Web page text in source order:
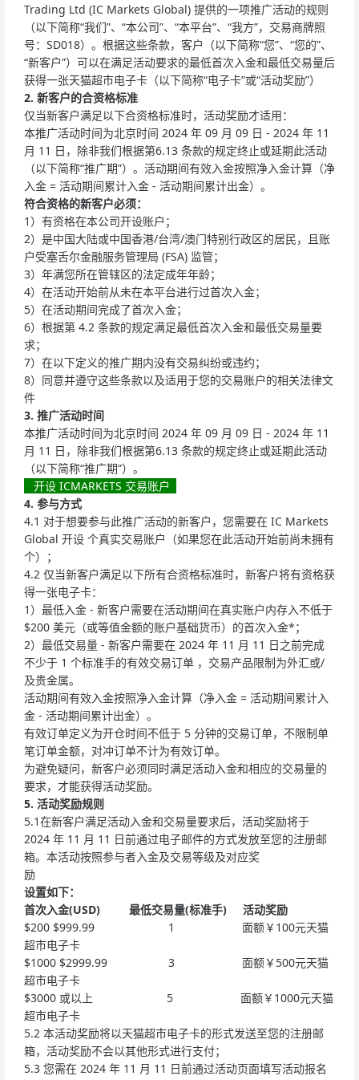
Trading Ltd (IC Markets Global) 提供的一项推广活动的规则
（以下简称“我们”、“本公司”、“本平台”、“我方”，交易商牌照
号：SD018）。根据这些条款，客户（以下简称“您”、“您的”、
“新客户”）可以在满足活动要求的最低首次入金和最低交易量后
获得一张天猫超市电子卡（以下简称“电子卡”或“活动奖励”）
2. 新客户的合资格标准
仅当新客户满足以下合资格标准时，活动奖励才适用：
本推广活动时间为北京时间 2024 年 09 月 09 日 - 2024 年 11
月 11 日，除非我们根据第6.13 条款的规定终止或延期此活动
（以下简称“推广期”）。活动期间有效入金按照净入金计算（净
入金 = 活动期间累计入金 - 活动期间累计出金）。
符合资格的新客户必须：
1）有资格在本公司开设账户；
2）是中国大陆或中国香港/台湾/澳门特别行政区的居民，且账
户受塞舌尔金融服务管理局 (FSA) 监管；
3）年满您所在管辖区的法定成年年龄；
4）在活动开始前从未在本平台进行过首次入金；
5）在活动期间完成了首次入金；
6）根据第 4.2 条款的规定满足最低首次入金和最低交易量要
求；
7）在以下定义的推广期内没有交易纠纷或违约；
8）同意并遵守这些条款以及适用于您的交易账户的相关法律文
件
3. 推广活动时间
本推广活动时间为北京时间 2024 年 09 月 09 日 - 2024 年 11
月 11 日，除非我们根据第6.13 条款的规定终止或延期此活动
（以下简称“推广期”）。
开设 ICMARKETS 交易账户
4. 参与方式
4.1 对于想要参与此推广活动的新客户，您需要在 IC Markets
Global 开设 个真实交易账户（如果您在此活动开始前尚未拥有
个）；
4.2 仅当新客户满足以下所有合资格标准时，新客户将有资格获
得一张电子卡：
1）最低入金 - 新客户需要在活动期间在真实账户内存入不低于
$200 美元（或等值金额的账户基础货币）的首次入金*；
2）最低交易量 - 新客户需要在 2024 年 11 月 11 日之前完成
不少于 1 个标准手的有效交易订单 ，交易产品限制为外汇或/
及贵金属。
活动期间有效入金按照净入金计算（净入金 = 活动期间累计入
金 - 活动期间累计出金）。
有效订单定义为开仓时间不低于 5 分钟的交易订单，不限制单
笔订单金额，对冲订单不计为有效订单。
为避免疑问，新客户必须同时满足活动入金和相应的交易量的
要求，才能获得活动奖励。
5. 活动奖励规则
5.1在新客户满足活动入金和交易量要求后，活动奖励将于
2024 年 11 月 11 日前通过电子邮件的方式发放至您的注册邮
箱。本活动按照参与者入金及交易等级及对应奖
励
设置如下：
首次入金(USD) 最低交易量(标准手) 活动奖励
$200 $999.99 1 面额￥100元天猫
超市电子卡
$1000 $2999.99 3 面额￥500元天猫
超市电子卡
$3000 或以上 5 面额￥1000元天猫
超市电子卡
5.2 本活动奖励将以天猫超市电子卡的形式发送至您的注册邮
箱，活动奖励不会以其他形式进行支付；
5.3 您需在 2024 年 11 月 11 日前通过活动页面填写活动报名